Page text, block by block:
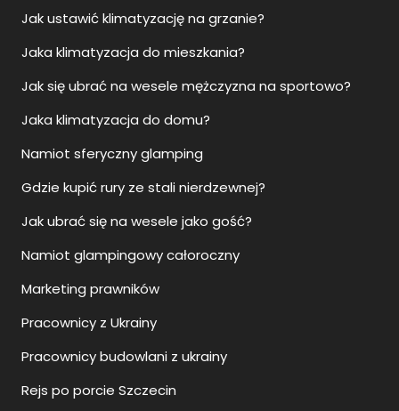
Jak ustawić klimatyzację na grzanie?
Jaka klimatyzacja do mieszkania?
Jak się ubrać na wesele mężczyzna na sportowo?
Jaka klimatyzacja do domu?
Namiot sferyczny glamping
Gdzie kupić rury ze stali nierdzewnej?
Jak ubrać się na wesele jako gość?
Namiot glampingowy całoroczny
Marketing prawników
Pracownicy z Ukrainy
Pracownicy budowlani z ukrainy
Rejs po porcie Szczecin